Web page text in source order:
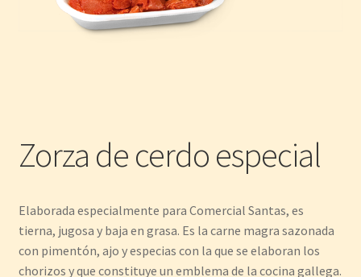
Zorza de cerdo especial
Elaborada especialmente para Comercial Santas, es
tierna, jugosa y baja en grasa. Es la carne magra sazonada
con pimentón, ajo y especias con la que se elaboran los
chorizos y que constituye un emblema de la cocina gallega.